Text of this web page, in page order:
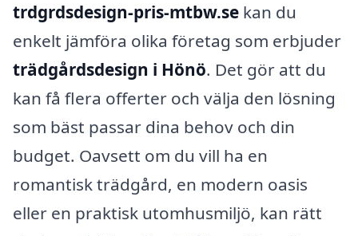
trdgrdsdesign-pris-mtbw.se kan du
enkelt jämföra olika företag som erbjuder
trädgårdsdesign i Hönö. Det gör att du
kan få flera offerter och välja den lösning
som bäst passar dina behov och din
budget. Oavsett om du vill ha en
romantisk trädgård, en modern oasis
eller en praktisk utomhusmiljö, kan rätt